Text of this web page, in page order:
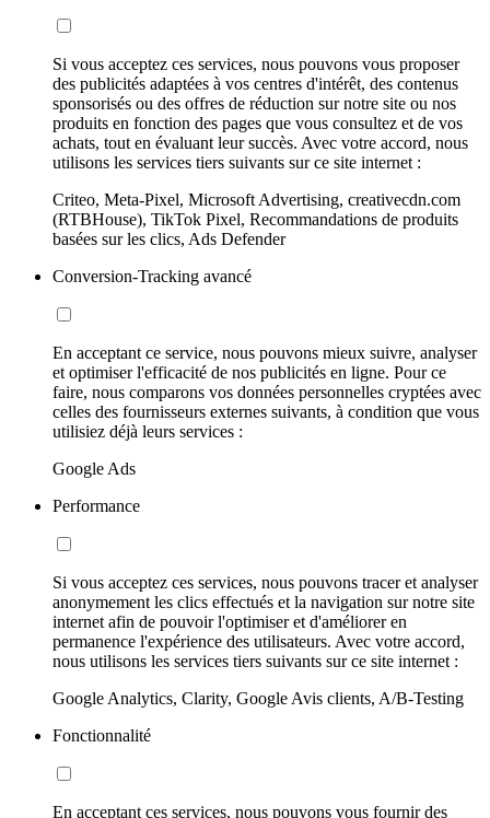
Si vous acceptez ces services, nous pouvons vous proposer
des publicités adaptées à vos centres d'intérêt, des contenus
sponsorisés ou des offres de réduction sur notre site ou nos
produits en fonction des pages que vous consultez et de vos
achats, tout en évaluant leur succès. Avec votre accord, nous
utilisons les services tiers suivants sur ce site internet :
Criteo, Meta-Pixel, Microsoft Advertising, creativecdn.com
(RTBHouse), TikTok Pixel, Recommandations de produits
basées sur les clics, Ads Defender
Conversion-Tracking avancé
En acceptant ce service, nous pouvons mieux suivre, analyser
et optimiser l'efficacité de nos publicités en ligne. Pour ce
faire, nous comparons vos données personnelles cryptées avec
celles des fournisseurs externes suivants, à condition que vous
utilisiez déjà leurs services :
Google Ads
Performance
Si vous acceptez ces services, nous pouvons tracer et analyser
anonymement les clics effectués et la navigation sur notre site
internet afin de pouvoir l'optimiser et d'améliorer en
permanence l'expérience des utilisateurs. Avec votre accord,
nous utilisons les services tiers suivants sur ce site internet :
Google Analytics, Clarity, Google Avis clients, A/B-Testing
Fonctionnalité
En acceptant ces services, nous pouvons vous fournir des